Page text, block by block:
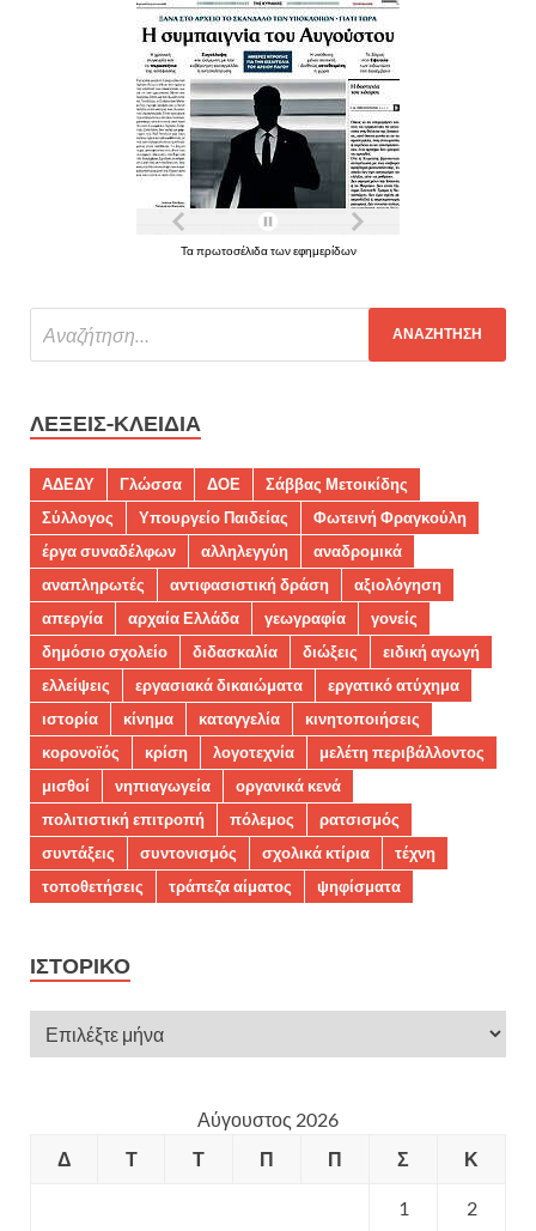
Τα πρωτοσέλιδα των εφημερίδων
ΛΈΞΕΙΣ-ΚΛΕΙΔΙΆ
ΑΔΕΔΥ Γλώσσα ΔΟΕ
Σάββας Μετοικίδης
Σύλλογος
Υπουργείο Παιδείας
Φωτεινή Φραγκούλη
έργα συναδέλφων
αλληλεγγύη
αναδρομικά
αναπληρωτές
αντιφασιστική δράση
αξιολόγηση
απεργία
αρχαία Ελλάδα γεωγραφία
γονείς
δημόσιο σχολείο
διδασκαλία διώξεις
ειδική αγωγή
ελλείψεις
εργασιακά δικαιώματα
εργατικό ατύχημα
ιστορία
κίνημα καταγγελία
κινητοποιήσεις
κορονοϊός
κρίση λογοτεχνία
μελέτη περιβάλλοντος
μισθοί
νηπιαγωγεία
οργανικά κενά
πολιτιστική επιτροπή
πόλεμος
ρατσισμός
συντάξεις
συντονισμός σχολικά κτίρια
τέχνη
τοποθετήσεις
τράπεζα αίματος ψηφίσματα
ΙΣΤΟΡΙΚΌ
Αύγουστος 2026
Δ
Τ Τ Π Π Σ Κ
1 2